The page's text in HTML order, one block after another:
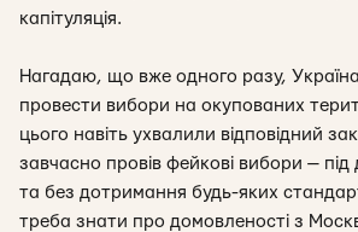
капітуляція.
Нагадаю, що вже одного разу,
провести вибори на окупованих
цього навіть ухвалили відповідний
завчасно провів фейкові вибори — під
та без дотримання будь-яких
треба знати про домовленості з